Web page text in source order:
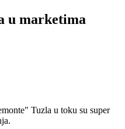
u marketima
Tuzla u toku su super